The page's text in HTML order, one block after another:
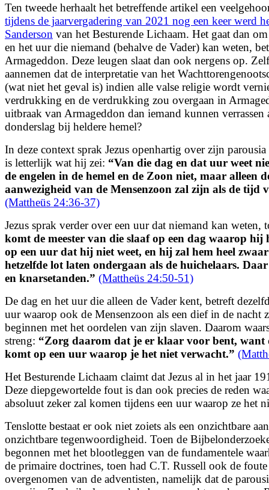
Ten tweede herhaalt het betreffende artikel een
tijdens de jaarvergadering van 2021 nog een keer werd
Sanderson van het Besturende Lichaam. Het gaat dan
en het uur die niemand (behalve de Vader) kan weten,
Armageddon. Deze leugen slaat dan ook nergens op.
aannemen dat de interpretatie van het
(wat niet het geval is) indien alle valse religie wordt
verdrukking en de verdrukking zou overgaan in
uitbraak van Armageddon dan iemand kunnen verrassen
donderslag bij heldere hemel?
In deze context sprak Jezus openhartig over zijn
is letterlijk wat hij zei: “Van die dag en dat uur weet
de engelen in de hemel en de Zoon niet, maar alleen
aanwezigheid van de Mensenzoon zal zijn als de tijd
(Mattheüs 24:36-37)
Jezus sprak verder over een uur dat niemand kan weten,
komt de meester van die slaaf op een dag waarop hij
op een uur dat hij niet weet, en hij zal hem heel
hetzelfde lot laten ondergaan als de huichelaars.
en knarsetanden.” (Mattheüs 24:50-51)
De dag en het uur die alleen de Vader kent, betreft
uur waarop ook de Mensenzoon als een dief in de nacht
beginnen met het oordelen van zijn slaven. Daarom
streng: “Zorg daarom dat je er klaar voor bent, want
komt op een uur waarop je het niet verwacht.”
Het Besturende Lichaam claimt dat Jezus al in het jaar
Deze diepgewortelde fout is dan ook precies de reden
absoluut zeker zal komen tijdens een uur waarop ze het
Tenslotte bestaat er ook niet zoiets als een onzichtbare
onzichtbare tegenwoordigheid. Toen de
begonnen met het blootleggen van de fundamentele
de primaire doctrines, toen had C.T. Russell ook de
overgenomen van de adventisten, namelijk dat de